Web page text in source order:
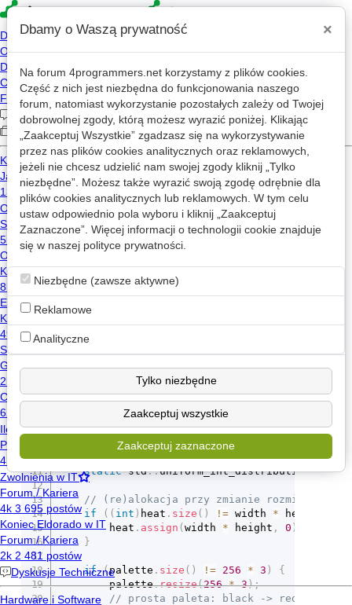
4p » Forum » Gamedev
naprawa algorytmu rysowania ognia,
problem
wilkwielki OP 2025-11-04 06:40
mam problem z funkcją rysowania ognia, a mianowicie
do rozdzielczości 256x256 jest dobrze a jak np
zwiększe na 512x256 to zamiast namalować szerszy
to dubluje obraz w poziomie co jest źle z tym
algorytmem, image to tło a pixels wynik wyjściowy:
void generate_fire_frame(unsigned char* image,
{
// minimalne sprawdzenia
if (!pixels || width < 2 || height < 2)
// statyczne struktury by zachować stan
std::vector<uint8_t
static std::vector<uint8_t> palette; //
static std::mt19937 rng(
static std::uniform_int_distribution<int
static std::uniform_int_distribution<int>
// (re)alokacja przy zmianie rozmiaru
if
( ( int ) heat . size ( ) != width * height
		heat
. assign (width * height , 0 )
}
if (palette . size ( ) != 256 * 3 )
{
		palette
.resize(256 * 3);
// prosta paleta: black -> red ->
Dbamy o Waszą prywatność ×
Na forum 4programmers.net korzystamy z plików cookies.
Część z nich jest niezbędna do funkcjonowania naszego
forum, natomiast wykorzystanie pozostałych zależy od Twojej
dobrowolnej zgody, którą możesz wyrazić poniżej. Klikając
„Zaakceptuj Wszystkie” zgadzasz się na wykorzystywanie
przez nas plików cookies analitycznych oraz reklamowych,
jeżeli nie chcesz udzielić nam swojej zgody kliknij „Tylko
niezbędne”. Możesz także wyrazić swoją zgodę odrębnie dla
plików cookies analitycznych lub reklamowych. W tym celu
ustaw odpowiednio pola wyboru i kliknij „Zaakceptuj
Zaznaczone”. Więcej informacji o technologii cookie znajduje
się w naszej polityce prywatności.
Niezbędne (zawsze aktywne)
Reklamowe
Analityczne
Tylko niezbędne
Zaakceptuj wszystkie
Zaakceptuj zaznaczone